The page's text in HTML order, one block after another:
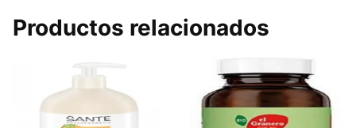
Productos relacionados